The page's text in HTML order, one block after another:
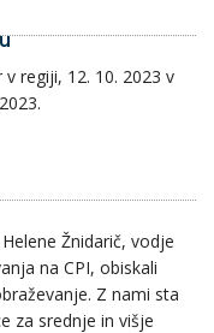
regiji, 12. 10. 2023 v
Žnidarič, vodje
na CPI, obiskali
Z nami sta
za srednje in višje